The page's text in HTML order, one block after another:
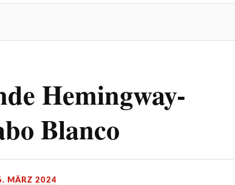
Hemingway-
Blanco
MÄRZ 2024